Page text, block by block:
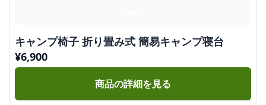
キャンプ椅子 折り畳み式 簡易キャンプ寝台
¥6,900
商品の詳細を見る